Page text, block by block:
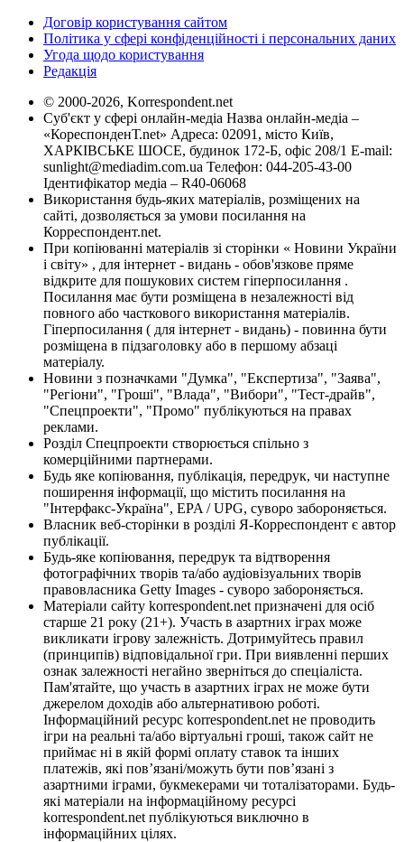
Договір користування сайтом
Політика у сфері конфіденційності і персональних даних
Угода щодо користування
Редакція
© 2000-2026, Korrespondent.net
Суб'єкт у сфері онлайн-медіа Назва онлайн-медіа –
«КореспонденТ.net» Адреса: 02091, місто Київ,
ХАРКІВСЬКЕ ШОСЕ, будинок 172-Б, офіс 208/1 E-mail:
sunlight@mediadim.com.ua Телефон: 044-205-43-00
Ідентифікатор медіа – R40-06068
Використання будь-яких матеріалів, розміщених на
сайті, дозволяється за умови посилання на
Корреспондент.net.
При копіюванні матеріалів зі сторінки « Новини України
і світу» , для інтернет - видань - обов'язкове пряме
відкрите для пошукових систем гіперпосилання .
Посилання має бути розміщена в незалежності від
повного або часткового використання матеріалів.
Гіперпосилання ( для інтернет - видань) - повинна бути
розміщена в підзаголовку або в першому абзаці
матеріалу.
Новини з позначками "Думка", "Експертиза", "Заява",
"Регіони", "Гроші", "Влада", "Вибори", "Тест-драйв",
"Спецпроекти", "Промо" публікуються на правах
реклами.
Розділ Спецпроекти створюється спільно з
комерційними партнерами.
Будь яке копіювання, публікація, передрук, чи наступне
поширення інформації, що містить посилання на
"Інтерфакс-Україна", EPA / UPG, суворо забороняється.
Власник веб-сторінки в розділі Я-Корреспондент є автор
публікації.
Будь-яке копіювання, передрук та відтворення
фотографічних творів та/або аудіовізуальних творів
правовласника Getty Images - суворо забороняється.
Матеріали сайту korrespondent.net призначені для осіб
старше 21 року (21+). Участь в азартних іграх може
викликати ігрову залежність. Дотримуйтесь правил
(принципів) відповідальної гри. При виявленні перших
ознак залежності негайно зверніться до спеціаліста.
Пам'ятайте, що участь в азартних іграх не може бути
джерелом доходів або альтернативою роботі.
Інформаційний ресурс korrespondent.net не проводить
ігри на реальні та/або віртуальні гроші, також сайт не
приймає ні в якій формі оплату ставок та інших
платежів, які пов’язані/можуть бути пов’язані з
азартними іграми, букмекерами чи тоталізаторами. Будь-
які матеріали на інформаційному ресурсі
korrespondent.net публікуються виключно в
інформаційних цілях.